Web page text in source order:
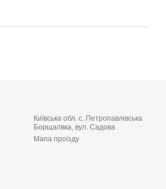
Київська обл. с. Петропавлівська
Борщагівка, вул. Садова
Мапа проїзду